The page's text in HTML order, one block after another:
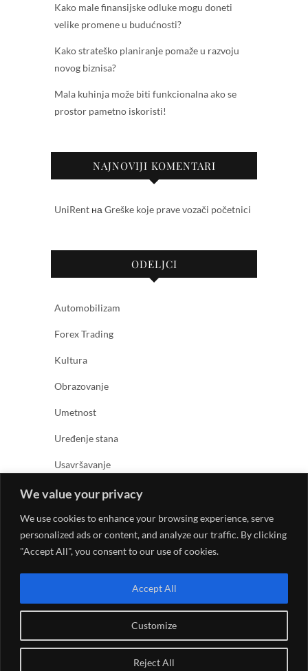
We value your privacy
We use cookies to enhance your browsing experience, serve
personalized ads or content, and analyze our traffic. By clicking
"Accept All", you consent to our use of cookies.
Customize
Reject All
Accept All
Kako male finansijske odluke mogu doneti
velike promene u budućnosti?
Kako strateško planiranje pomaže u razvoju
novog biznisa?
Mala kuhinja može biti funkcionalna ako se
prostor pametno iskoristi!
NAJNOVIJI KOMENTARI
UniRent на Greške koje prave vozači početnici
ODELJCI
Automobilizam
Forex Trading
Kultura
Obrazovanje
Umetnost
Uređenje stana
Usavršavanje
Zabava
Zanimljivosti
Kreativno umetnički magazin